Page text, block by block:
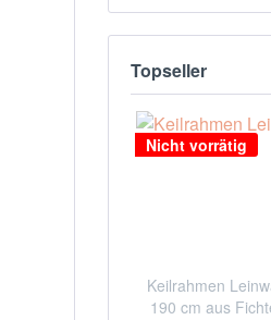
Topseller
Nicht vorrätig
Keilrahmen
190 cm aus